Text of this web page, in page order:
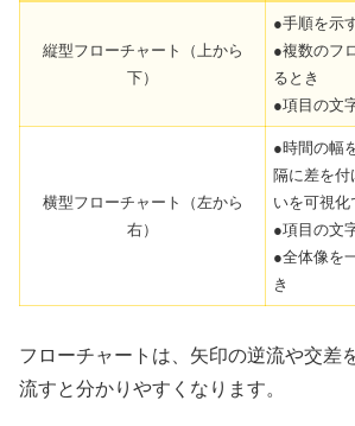
縦型フローチャート（上から
下）
●手順を示
●複数のフ
るとき
●項目の文
横型フローチャート（左から
右）
●時間の幅
隔に差を付
いを可視化
●項目の文
●全体像を
き
フローチャートは、矢印の逆流や交差
流すと分かりやすくなります。